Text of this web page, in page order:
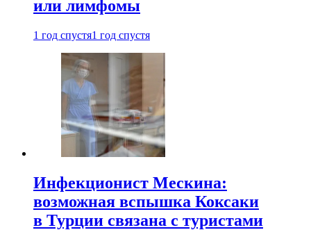
или лимфомы
1 год спустя1 год спустя
Инфекционист Мескина:
возможная вспышка Коксаки
в Турции связана с туристами